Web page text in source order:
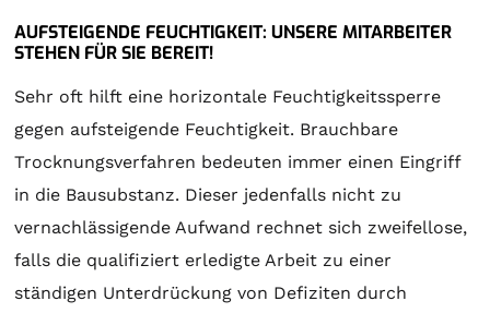
AUFSTEIGENDE FEUCHTIGKEIT: UNSERE MITARBEITER
STEHEN FÜR SIE BEREIT!
Sehr oft hilft eine horizontale Feuchtigkeitssperre
gegen aufsteigende Feuchtigkeit. Brauchbare
Trocknungsverfahren bedeuten immer einen Eingriff
in die Bausubstanz. Dieser jedenfalls nicht zu
vernachlässigende Aufwand rechnet sich zweifellose,
falls die qualifiziert erledigte Arbeit zu einer
ständigen Unterdrückung von Defiziten durch